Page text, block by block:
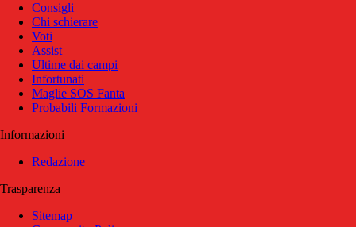
Consigli
Chi schierare
Voti
Assist
Ultime dai campi
Infortunati
Maglie SOS Fanta
Probabili Formazioni
Informazioni
Redazione
Trasparenza
Sitemap